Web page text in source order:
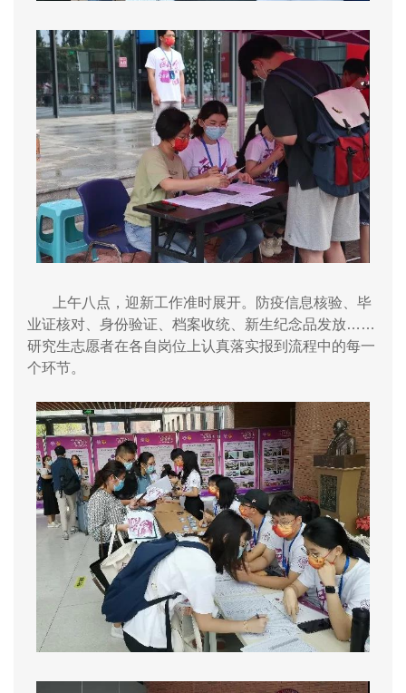
上午八点，迎新工作准时展开。防疫信息核验、毕
业证核对、身份验证、档案收统、新生纪念品发放……
研究生志愿者在各自岗位上认真落实报到流程中的每一
个环节。